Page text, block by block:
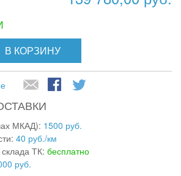
В КОРЗИНУ
МКАД): 1500 руб.
40 руб./км
ТК: бесплатно
руб.